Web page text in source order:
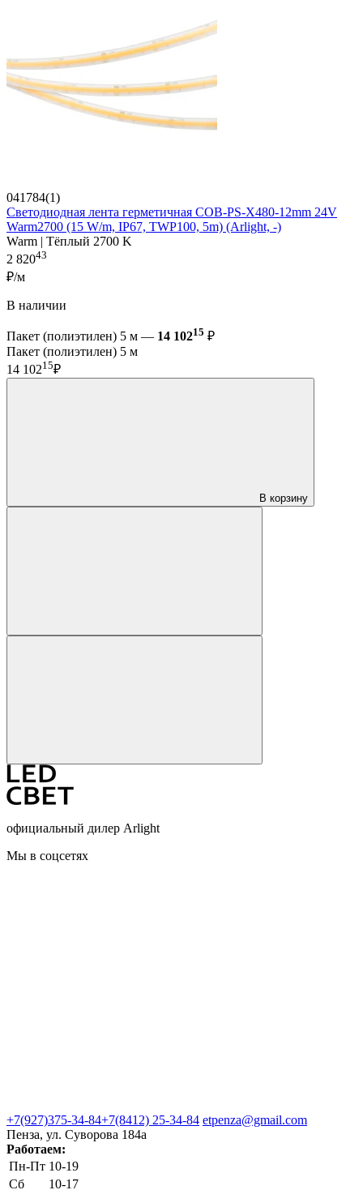
041784(1)
Светодиодная лента герметичная COB-PS-X480-12mm 24V
Warm2700 (15 W/m, IP67, TWP100, 5m) (Arlight, -)
Warm | Тёплый 2700 K
2 82043
₽/м
В наличии
Пакет (полиэтилен) 5 м — 14 10215 ₽
Пакет (полиэтилен) 5 м
14 10215₽
В корзину
официальный дилер Arlight
Мы в соцсетях
+7(927)375-34-84+7(8412) 25-34-84 etpenza@gmail.com
Пенза, ул. Cуворова 184а
Работаем:
Пн-Пт 10-19
Сб
10-17